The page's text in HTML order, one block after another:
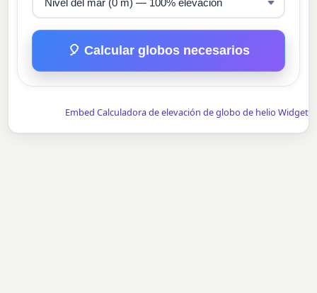
🎈 Calcular globos necesarios
Embed Calculadora de elevación de globo de helio Widget